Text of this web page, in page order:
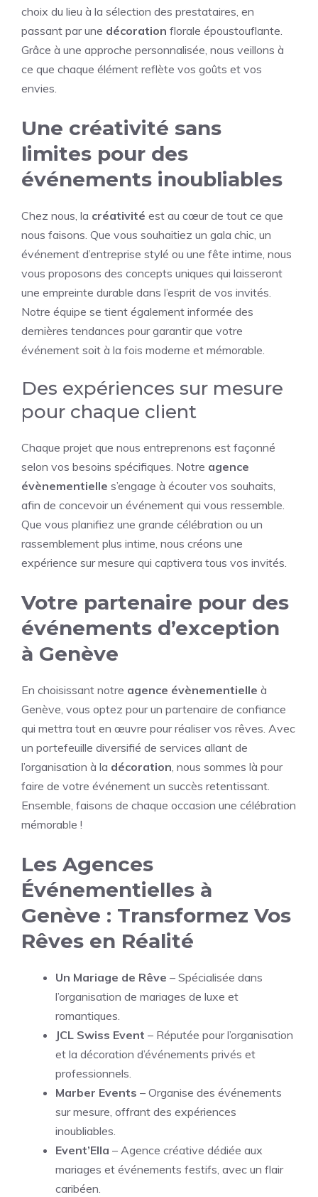
choix du lieu à la sélection des prestataires, en
passant par une décoration florale époustouflante.
Grâce à une approche personnalisée, nous veillons à
ce que chaque élément reflète vos goûts et vos
envies.
Une créativité sans
limites pour des
événements inoubliables
Chez nous, la créativité est au cœur de tout ce que
nous faisons. Que vous souhaitiez un gala chic, un
événement d’entreprise stylé ou une fête intime, nous
vous proposons des concepts uniques qui laisseront
une empreinte durable dans l’esprit de vos invités.
Notre équipe se tient également informée des
dernières tendances pour garantir que votre
événement soit à la fois moderne et mémorable.
Des expériences sur mesure
pour chaque client
Chaque projet que nous entreprenons est façonné
selon vos besoins spécifiques. Notre agence
évènementielle s’engage à écouter vos souhaits,
afin de concevoir un événement qui vous ressemble.
Que vous planifiez une grande célébration ou un
rassemblement plus intime, nous créons une
expérience sur mesure qui captivera tous vos invités.
Votre partenaire pour des
événements d’exception
à Genève
En choisissant notre agence évènementielle à
Genève, vous optez pour un partenaire de confiance
qui mettra tout en œuvre pour réaliser vos rêves. Avec
un portefeuille diversifié de services allant de
l’organisation à la décoration , nous sommes là pour
faire de votre événement un succès retentissant.
Ensemble, faisons de chaque occasion une célébration
mémorable !
Les Agences
Événementielles à
Genève : Transformez Vos
Rêves en Réalité
Un Mariage de Rêve – Spécialisée dans
l’organisation de mariages de luxe et
romantiques.
JCL Swiss Event – Réputée pour l’organisation
et la décoration d’événements privés et
professionnels.
Marber Events – Organise des événements
sur mesure, offrant des expériences
inoubliables.
Event’Ella – Agence créative dédiée aux
mariages et événements festifs, avec un flair
caribéen.